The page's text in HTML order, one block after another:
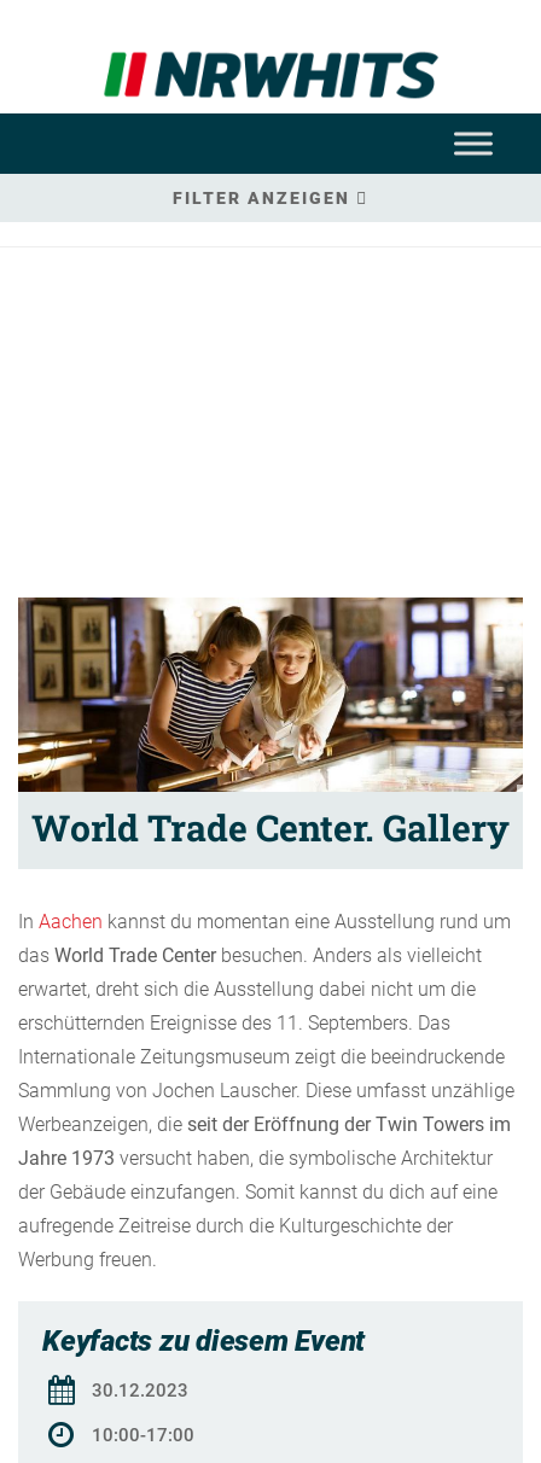
FILTER ANZEIGEN
World Trade Center. Gallery
In Aachen kannst du momentan eine Ausstellung rund um
das World Trade Centerbesuchen. Anders als vielleicht
erwartet, dreht sich die Ausstellung dabei nicht um die
erschütternden Ereignisse des 11. Septembers. Das
Internationale Zeitungsmuseum zeigt die beeindruckende
Sammlung von Jochen Lauscher. Diese umfasst unzählige
Werbeanzeigen, die seit der Eröffnung der Twin Towers im
Jahre 1973 versucht haben, die symbolische Architektur
der Gebäude einzufangen. Somit kannst du dich auf eine
aufregende Zeitreise durch die Kulturgeschichte der
Werbung freuen.
Keyfacts zu diesem Event
30.12.2023
10:00-17:00